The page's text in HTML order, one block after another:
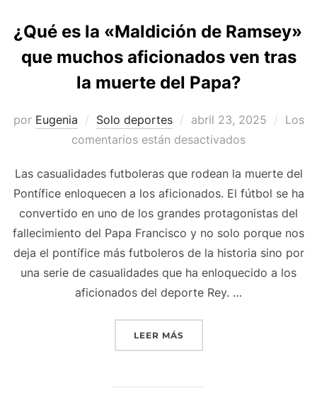
¿Qué es la «Maldición de Ramsey»
que muchos aficionados ven tras
la muerte del Papa?
por Eugenia Solo deportes
Publicado
el
abril 23, 2025
Los
comentarios están desactivados
Las casualidades futboleras que rodean la muerte del
Pontífice enloquecen a los aficionados. El fútbol se ha
convertido en uno de los grandes protagonistas del
fallecimiento del Papa Francisco y no solo porque nos
deja el pontífice más futboleros de la historia sino por
una serie de casualidades que ha enloquecido a los
aficionados del deporte Rey. …
LEER MÁS«¿QUÉ ES LA «MALDICIÓN